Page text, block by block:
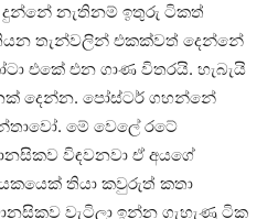
දුන්නේ නැතිනම් ඉතුරු ටිකත්
තැන්වලින් එකක්වත් දෙන්නේ
එකේ එන ගාණ විතරයි. හැබැයි
දෙන්න. පෝස්ටර් ගහන්නේ
මේ වෙලේ රටේ
විඳවනවා ඒ අයගේ
තියා කවුරුත් කතා
වැටිලා ඉන්න ගැහැණු ටික